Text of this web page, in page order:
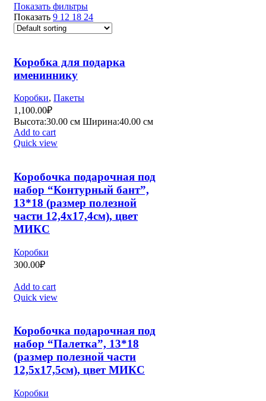
Показать фильтры
Показать 9 12 18 24
Коробка для подарка
имениннику
Коробки, Пакеты
1,100.00₽
Высота:30.00 см Ширина:40.00 см
Add to cart
Quick view
Коробочка подарочная под
набор “Контурный бант”,
13*18 (размер полезной
части 12,4х17,4см), цвет
МИКС
Коробки
300.00₽
Add to cart
Quick view
Коробочка подарочная под
набор “Палетка”, 13*18
(размер полезной части
12,5х17,5см), цвет МИКС
Коробки